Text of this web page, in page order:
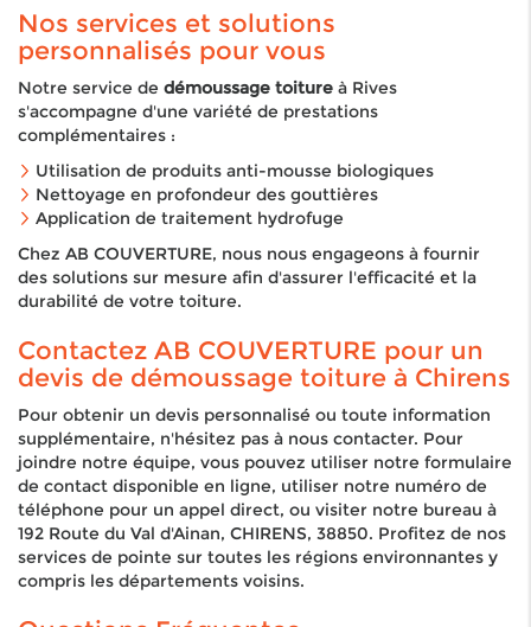
Nos services et solutions
personnalisés pour vous
Notre service de démoussage toiture à Rives
s'accompagne d'une variété de prestations
complémentaires :
Utilisation de produits anti-mousse biologiques
Nettoyage en profondeur des gouttières
Application de traitement hydrofuge
Chez AB COUVERTURE, nous nous engageons à fournir
des solutions sur mesure afin d'assurer l'efficacité et la
durabilité de votre toiture.
Contactez AB COUVERTURE pour un
devis de démoussage toiture à Chirens
Pour obtenir un devis personnalisé ou toute information
supplémentaire, n'hésitez pas à nous contacter. Pour
joindre notre équipe, vous pouvez utiliser notre formulaire
de contact disponible en ligne, utiliser notre numéro de
téléphone pour un appel direct, ou visiter notre bureau à
192 Route du Val d'Ainan, CHIRENS, 38850. Profitez de nos
services de pointe sur toutes les régions environnantes y
compris les départements voisins.